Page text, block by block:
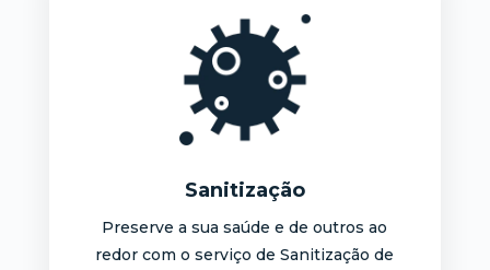
Sanitização
Preserve a sua saúde e de outros ao
redor com o serviço de Sanitização de